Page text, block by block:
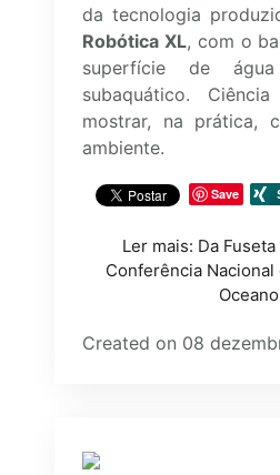
da tecnologia
Robótica XL, com o
superfície de
subaquático.
mostrar, na prática,
ambiente.
Save
Ler mais: Da Fuseta
Conferência Nacional
Oceano
Created on 08